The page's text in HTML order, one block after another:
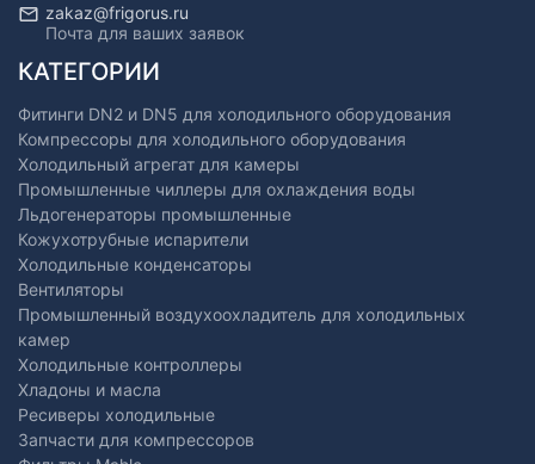
zakaz@frigorus.ru
Почта для ваших заявок
КАТЕГОРИИ
Фитинги DN2 и DN5 для холодильного оборудования
Компрессоры для холодильного оборудования
Холодильный агрегат для камеры
Промышленные чиллеры для охлаждения воды
Льдогенераторы промышленные
Кожухотрубные испарители
Холодильные конденсаторы
Вентиляторы
Промышленный воздухоохладитель для холодильных
камер
Холодильные контроллеры
Хладоны и масла
Ресиверы холодильные
Запчасти для компрессоров